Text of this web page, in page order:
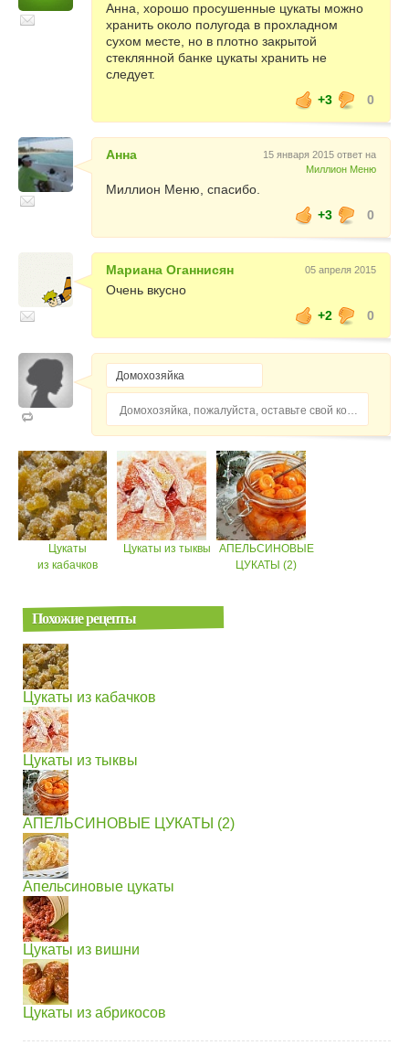
Анна, хорошо просушенные цукаты можно
хранить около полугода в прохладном
сухом месте, но в плотно закрытой
стеклянной банке цукаты хранить не
следует.
+3
0
Анна
15 января 2015 ответ на
Миллион Меню
Миллион Меню, спасибо.
+3
0
Мариана Оганнисян 05 апреля 2015
Очень вкусно
+2
0
Домохозяйка, пожалуйста, оставьте свой комментарий...
Цукаты
из кабачков
Цукаты из тыквы
АПЕЛЬСИНОВЫЕ
ЦУКАТЫ (2)
Похожие рецепты
Цукаты из кабачков
Цукаты из тыквы
АПЕЛЬСИНОВЫЕ ЦУКАТЫ (2)
Апельсиновые цукаты
Цукаты из вишни
Цукаты из абрикосов